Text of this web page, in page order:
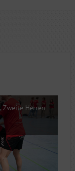
,Zweite Herren